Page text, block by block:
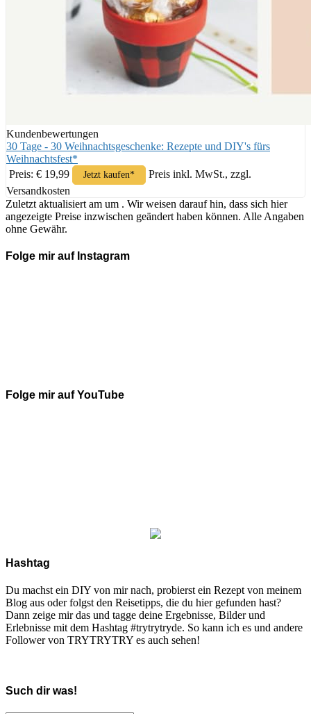
Kundenbewertungen
30 Tage - 30 Weihnachtsgeschenke: Rezepte und DIY's fürs
Weihnachtsfest*
Preis: € 19,99
Jetzt kaufen*
Preis inkl. MwSt., zzgl.
Versandkosten
Zuletzt aktualisiert am um . Wir weisen darauf hin, dass sich hier
angezeigte Preise inzwischen geändert haben können. Alle Angaben
ohne Gewähr.
Folge mir auf Instagram
Folge mir auf YouTube
Hashtag
Du machst ein DIY von mir nach, probierst ein Rezept von meinem
Blog aus oder folgst den Reisetipps, die du hier gefunden hast?
Dann zeige mir das und tagge deine Ergebnisse, Bilder und
Erlebnisse mit dem Hashtag #trytrytryde. So kann ich es und andere
Follower von TRYTRYTRY es auch sehen!
Such dir was!